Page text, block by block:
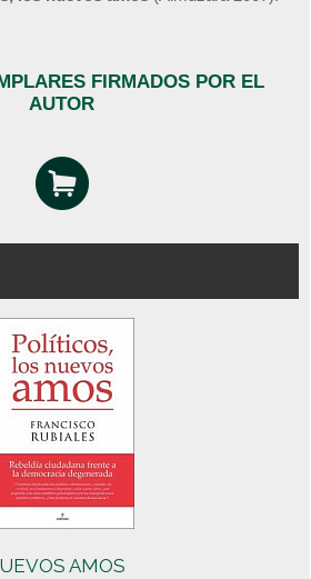
FIRMADOS POR EL
AUTOR
AMOS